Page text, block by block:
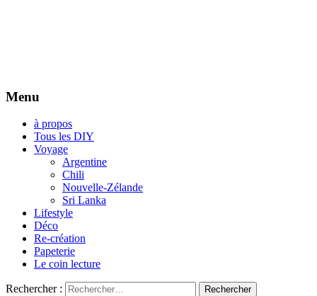
Menu
à propos
Tous les DIY
Voyage
Argentine
Chili
Nouvelle-Zélande
Sri Lanka
Lifestyle
Déco
Re-création
Papeterie
Le coin lecture
Rechercher :